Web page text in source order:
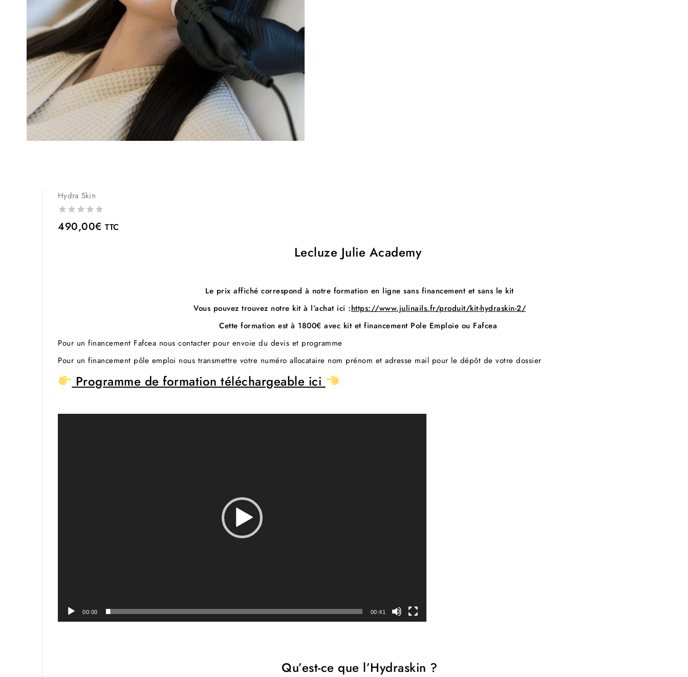
Hydra Skin
0
out
490,00€ TTC
Lecluze Julie Academy
Le prix affiché correspond à notre formation en ligne sans financement et sans le kit
Vous pouvez trouvez notre kit à l’achat ici :https://www.julinails.fr/produit/kit-hydraskin-2/
Cette formation est à 1800€ avec kit et financement Pole Emploie ou Fafcea
Pour un financement Fafcea nous contacter pour envoie du devis et programme
Pour un financement pôle emploi nous transmettre votre numéro allocataire nom prénom et adresse mail pour le dépôt de votre dossier
Programme de formation téléchargeable ici
00:00 00:41
Qu’est-ce que l’Hydraskin ?